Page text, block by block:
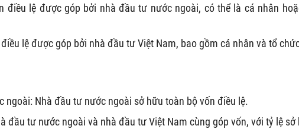
điều lệ được góp bởi nhà đầu tư nước ngoài, có thể là cá nhân
lệ được góp bởi nhà đầu tư Việt Nam, bao gồm cá nhân và tổ
ngoài: Nhà đầu tư nước ngoài sở hữu toàn bộ vốn điều lệ.
đầu tư nước ngoài và nhà đầu tư Việt Nam cùng góp vốn, với tỷ lệ sở